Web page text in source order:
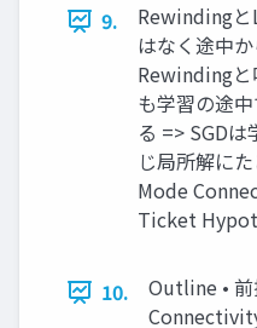
9.
Rewindingと
はなく途中
Rewindingと
も学習の途
る => SGD
じ局所解に
Mode
Ticket
10.
Outline •